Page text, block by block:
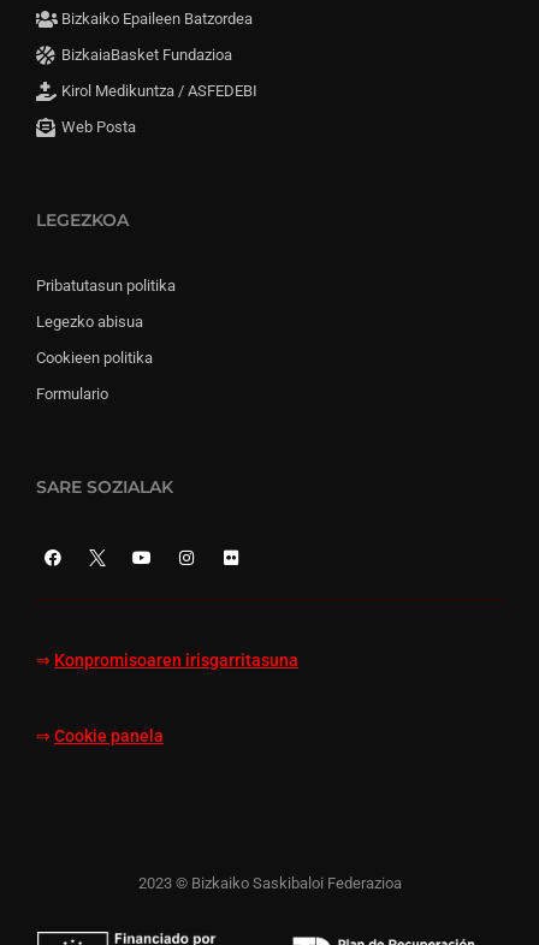
Bizkaiko Epaileen Batzordea
BizkaiaBasket Fundazioa
Kirol Medikuntza / ASFEDEBI
Web Posta
LEGEZKOA
Pribatutasun politika
Legezko abisua
Cookieen politika
Formulario
SARE SOZIALAK
⇒ Konpromisoaren irisgarritasuna
⇒ Cookie panela
2023 © Bizkaiko Saskibaloi Federazioa